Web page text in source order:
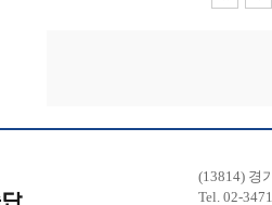
(13814) 경
Tel. 02-